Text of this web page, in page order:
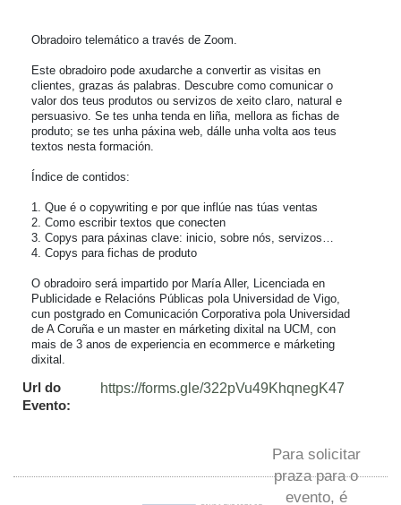
Obradoiro telemático a través de Zoom.
Este obradoiro pode axudarche a convertir as visitas en
clientes, grazas ás palabras. Descubre como comunicar o
valor dos teus produtos ou servizos de xeito claro, natural e
persuasivo. Se tes unha tenda en liña, mellora as fichas de
produto; se tes unha páxina web, dálle unha volta aos teus
textos nesta formación.
Índice de contidos:
1. Que é o copywriting e por que inflúe nas túas ventas
2. Como escribir textos que conecten
3. Copys para páxinas clave: inicio, sobre nós, servizos…
4. Copys para fichas de produto
O obradoiro será impartido por María Aller, Licenciada en
Publicidade e Relacións Públicas pola Universidad de Vigo,
cun postgrado en Comunicación Corporativa pola Universidad
de A Coruña e un master en márketing dixital na UCM, con
mais de 3 anos de experiencia en ecommerce e márketing
dixital.
Url do
Evento:
https://forms.gle/322pVu49KhqnegK47
Para solicitar
praza para o
evento, é